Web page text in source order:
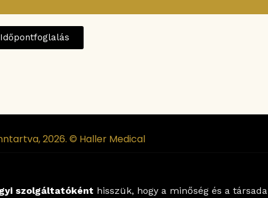
Időpontfoglalás
2026. © Haller Medical
szolgáltatóként hisszük, hogy a minőség és a